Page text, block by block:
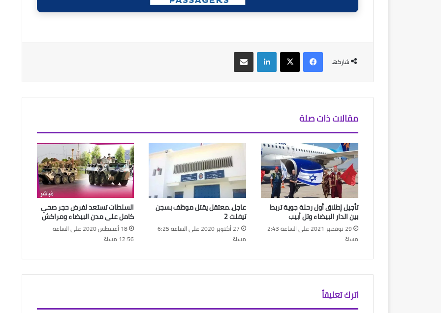
شاركها
فيسبوك‫X لينكدإن مشاركة عبر البريد
مقالات ذات صلة
تأجيل إطلاق أول رحلة جوية تربط
بين الدار البيضاء وتل أبيب
29 نوفمبر 2021 على الساعة 2:43
مساءً
عاجل..معتقل يقتل موظف بسجن
تيفلت 2
27 أكتوبر 2020 على الساعة 6:25
مساءً
السلطات تستعد لفرض حجر صحي
كامل على مدن البيضاء ومراكش
18 أغسطس 2020 على الساعة
12:56 مساءً
اترك تعليقاً